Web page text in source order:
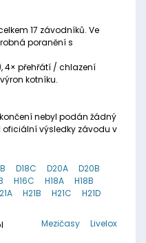
17 závodníků. Ve
poranění s
4× přehřátí / chlazení
kotníku.
nebyl podán žádný
výsledky závodu v
D18C D20A
D20B
H16C H18A
H18B
H21B H21C H21D
Livelox
Mezičasy